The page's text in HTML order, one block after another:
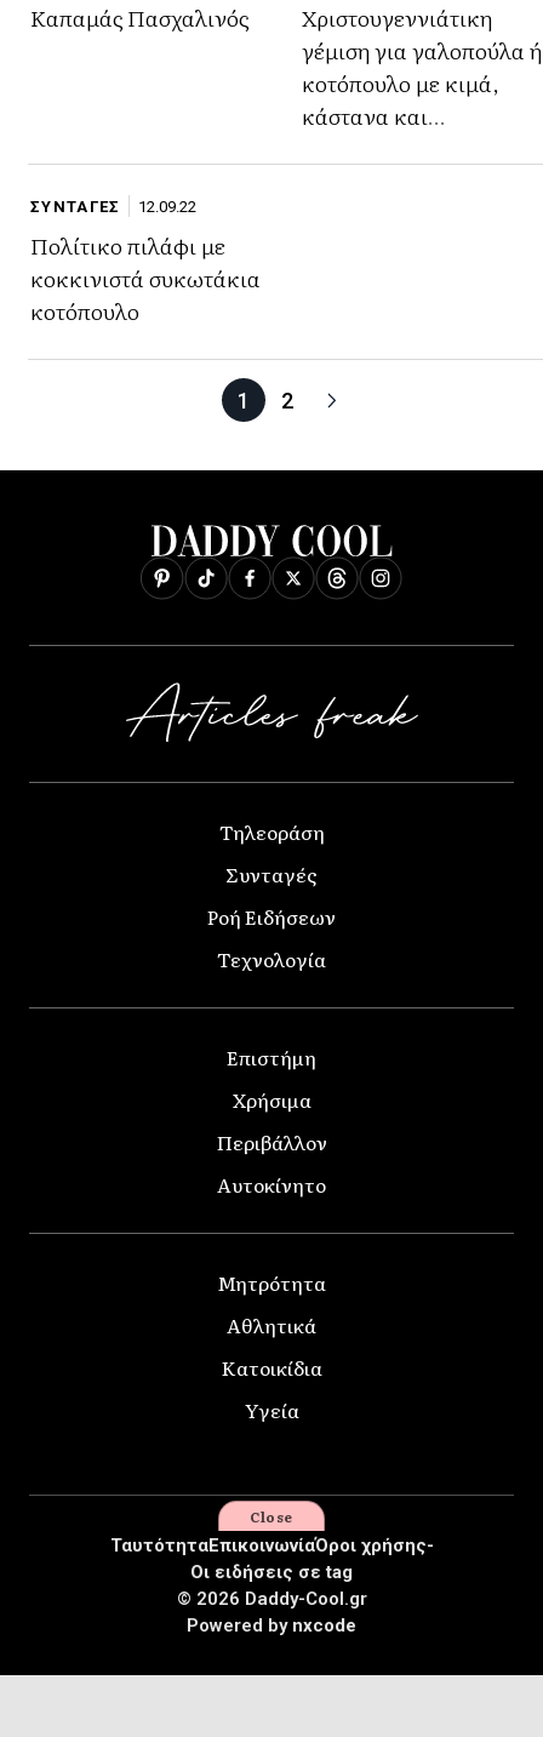
Καπαμάς Πασχαλινός
Χριστουγεννιάτικη
γέμιση για γαλοπούλα ή
κοτόπουλο με κιμά,
κάστανα και
ΣΥΝΤΑΓΕΣ 12.09.22
Πολίτικο πιλάφι με
κοκκινιστά συκωτάκια
κοτόπουλο
1 2
Τηλεοράση
Συνταγές
Ροή Ειδήσεων
Τεχνολογία
Επιστήμη
Χρήσιμα
Περιβάλλον
Αυτοκίνητο
Μητρότητα
Αθλητικά
Κατοικίδια
Υγεία
© 2026 Daddy-Cool.gr
ΤαυτότηταΕπικοινωνίαΌροι χρήσης-
Οι ειδήσεις σε tag
Powered by nxcode
Close